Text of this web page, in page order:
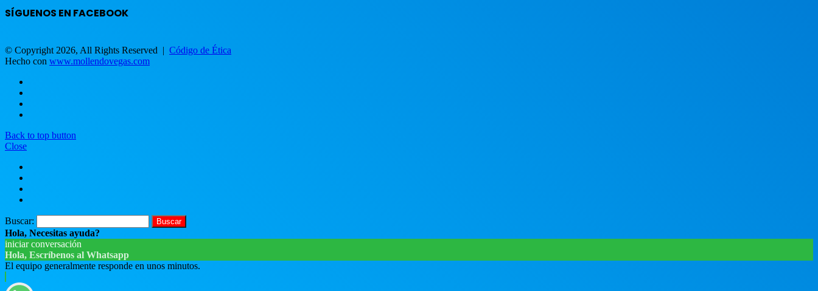
SÍGUENOS EN FACEBOOK
© Copyright 2026, All Rights Reserved | Código de Ética
Hecho con www.mollendovegas.com
Back to top button
Close
Buscar:
Hola, Necesitas ayuda?
iniciar conversación
Hola, Escríbenos al Whatsapp
El equipo generalmente responde en unos minutos.